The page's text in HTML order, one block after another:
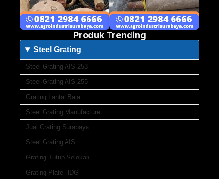
Produk Trending
Steel Grating
Steel Grating AIS 253
Steel Grating AIS 255
Grating Lantai Baja
Steel Grating Manufacture
Jual Grating Surabaya
Steel Grating AIS
Grating Tutup Selokan
Grating Plate HDG